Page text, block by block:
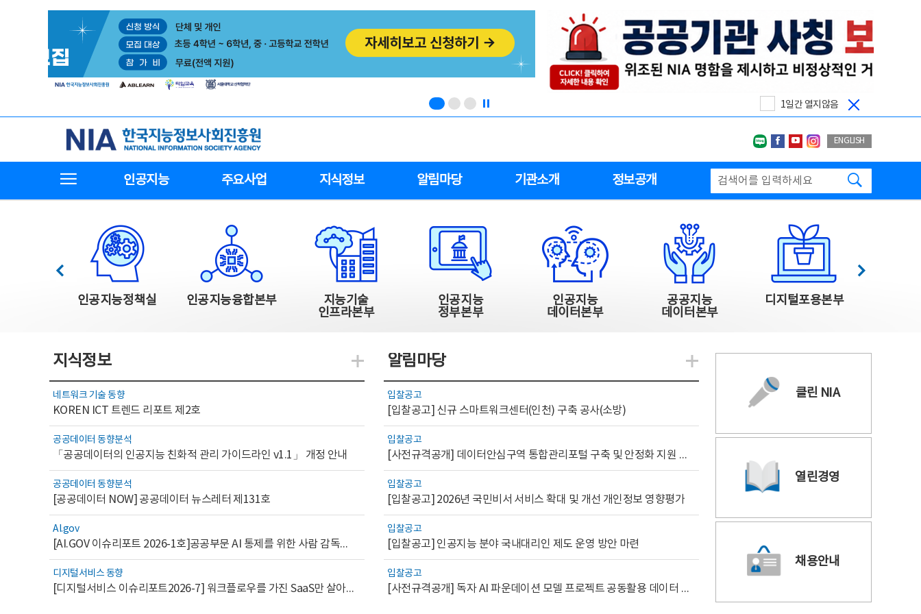
1일간 열지않음
한국지능정보사회진흥원
네이버블로그
페이스북
유투브인스타그랩
ENGLISH
인공지능 주요사업 지식정보 알림마당 기관소개 정보공개
한국지능정보사회진흥원 주요사업
인공지능정책실 인공지능융합본부
지능기술
인프라본부
인공지능
정부본부
인공지능
데이터본부
공공지능
데이터본부
디지털포용본부
이전 다음
지식정보
네트워크 기술 동향
KOREN ICT 트렌드 리포트 제2호
공공데이터 동향분석
「공공데이터의 인공지능 친화적 관리 가이드라인 v1.1」 개정 안내
공공데이터 동향분석
[공공데이터 NOW] 공공데이터 뉴스레터 제131호
AI.gov
[AI.GOV 이슈리포트 2026-1호]공공부문 AI 통제를 위한 사람 감독의 해외 사례 분석 및 시사점
디지털서비스 동향
[디지털서비스 이슈리포트2026-7] 워크플로우를 가진 SaaS만 살아남는다
지식관련 더보기
알림마당
입찰공고
[입찰공고] 신규 스마트워크센터(인천) 구축 공사(소방)
입찰공고
[사전규격공개] 데이터안심구역 통합관리포털 구축 및 안정화 지원 사업 위탁감리
입찰공고
[입찰공고] 2026년 국민비서 서비스 확대 및 개선 개인정보 영향평가
입찰공고
[입찰공고] 인공지능 분야 국내대리인 제도 운영 방안 마련
입찰공고
[사전규격공개] 독자 AI 파운데이션 모델 프로젝트 공동활용 데이터 지원사업(2차)
알림관련 더보기
클린 NIA
열린경영
채용안내